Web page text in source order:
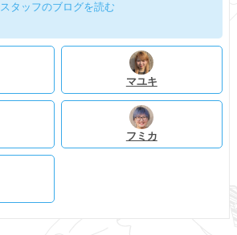
スタッフのブログを読む
マユキ
フミカ